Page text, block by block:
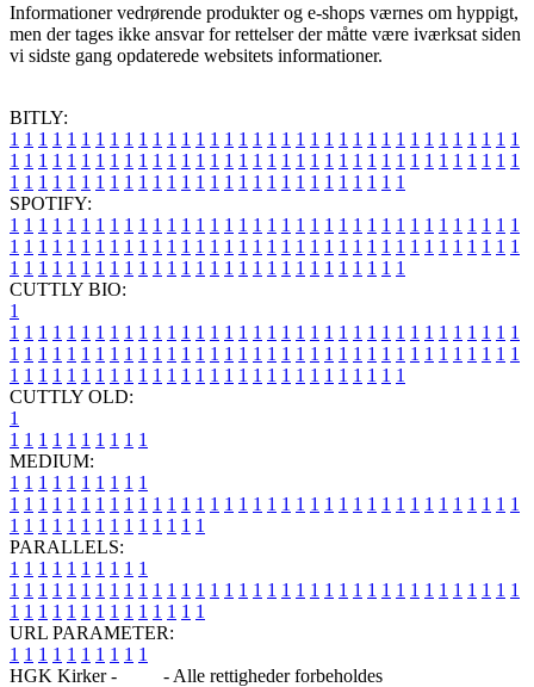
Informationer vedrørende produkter og e-shops værnes om hyppigt,
men der tages ikke ansvar for rettelser der måtte være iværksat siden
vi sidste gang opdaterede websitets informationer.
BITLY:
1 1 1 1 1 1 1 1 1 1 1 1 1 1 1 1 1 1 1 1 1 1 1 1 1 1 1 1 1 1 1 1 1 1 1 1
1 1 1 1 1 1 1 1 1 1 1 1 1 1 1 1 1 1 1 1 1 1 1 1 1 1 1 1 1 1 1 1 1 1 1 1
1 1 1 1 1 1 1 1 1 1 1 1 1 1 1 1 1 1 1 1 1 1 1 1 1 1 1 1
SPOTIFY:
1 1 1 1 1 1 1 1 1 1 1 1 1 1 1 1 1 1 1 1 1 1 1 1 1 1 1 1 1 1 1 1 1 1 1 1
1 1 1 1 1 1 1 1 1 1 1 1 1 1 1 1 1 1 1 1 1 1 1 1 1 1 1 1 1 1 1 1 1 1 1 1
1 1 1 1 1 1 1 1 1 1 1 1 1 1 1 1 1 1 1 1 1 1 1 1 1 1 1 1
CUTTLY BIO:
1
1 1 1 1 1 1 1 1 1 1 1 1 1 1 1 1 1 1 1 1 1 1 1 1 1 1 1 1 1 1 1 1 1 1 1 1
1 1 1 1 1 1 1 1 1 1 1 1 1 1 1 1 1 1 1 1 1 1 1 1 1 1 1 1 1 1 1 1 1 1 1 1
1 1 1 1 1 1 1 1 1 1 1 1 1 1 1 1 1 1 1 1 1 1 1 1 1 1 1 1
CUTTLY OLD:
1
1 1 1 1 1 1 1 1 1 1
MEDIUM:
1 1 1 1 1 1 1 1 1 1
1 1 1 1 1 1 1 1 1 1 1 1 1 1 1 1 1 1 1 1 1 1 1 1 1 1 1 1 1 1 1 1 1 1 1 1
1 1 1 1 1 1 1 1 1 1 1 1 1 1
PARALLELS:
1 1 1 1 1 1 1 1 1 1
1 1 1 1 1 1 1 1 1 1 1 1 1 1 1 1 1 1 1 1 1 1 1 1 1 1 1 1 1 1 1 1 1 1 1 1
1 1 1 1 1 1 1 1 1 1 1 1 1 1
URL PARAMETER:
1 1 1 1 1 1 1 1 1 1
HGK Kirker -
- Alle rettigheder forbeholdes